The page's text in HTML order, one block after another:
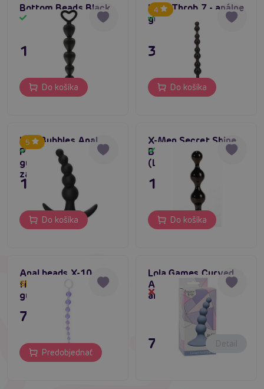
Bottom Beads Black
Skladom
11,80 €
Do košíka
4
Love Throb 7 - análne
guličky
Skladom
3,96 €
Do košíka
5
Lola Bubbles Anal
Plug (Black), análne
guličky pre
začiatočníkov
Skladom
11,80 €
Do košíka
X-Men Secret Shine
Booty Call Gun
(Large)
Skladom
17,96 €
Do košíka
Anal beads X-10
fialové - análne
guličky
Skladom do týždňa
7,80 €
Predobjednať
Lola Games Curved
Anal Plug (Blue),
análna stimulácia
Dočasne vypredané
7,80 € Detail